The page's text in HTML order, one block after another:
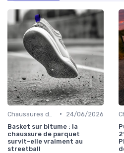
•
24/06/2026
Basket sur bitume : la
chaussure de parquet
survit-elle vraiment au
streetball